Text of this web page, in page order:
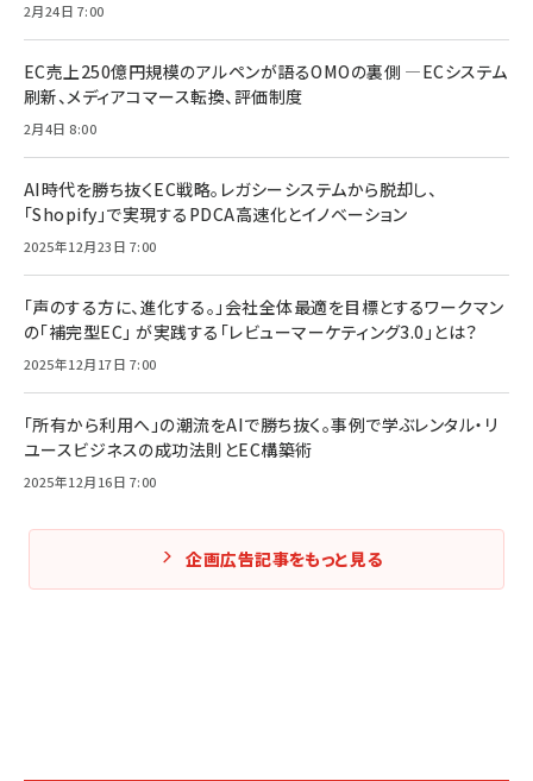
2月24日 7:00
EC売上250億円規模のアルペンが語るOMOの裏側 ―ECシステム
刷新、メディアコマース転換、評価制度
2月4日 8:00
AI時代を勝ち抜くEC戦略。レガシーシステムから脱却し、
「Shopify」で実現するPDCA高速化とイノベーション
2025年12月23日 7:00
「声のする方に、進化する。」会社全体最適を目標とするワークマン
の「補完型EC」 が実践する「レビューマーケティング3.0」とは？
2025年12月17日 7:00
「所有から利用へ」の潮流をAIで勝ち抜く。事例で学ぶレンタル・リ
ユースビジネスの成功法則とEC構築術
2025年12月16日 7:00
企画広告記事をもっと見る